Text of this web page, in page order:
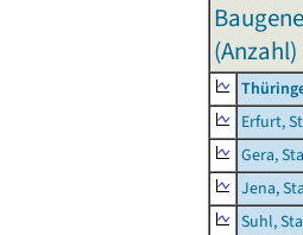
(Anzahl)
Erfurt,
Gera,
Jena,
Suhl,